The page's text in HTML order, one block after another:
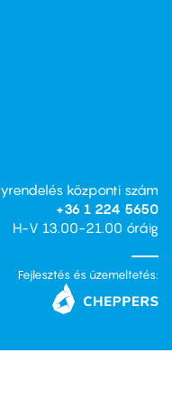
központi szám
+36 1 224 5650
H-V 13.00-21.00 óráig
Fejlesztés és üzemeltetés: